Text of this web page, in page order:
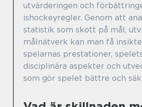
utvärderingen och
ishockeyregler. Genom att
statistik som skott på mål,
målnätverk kan man få
spelarnas prestationer,
disciplinära aspekter och
som gör spelet bättre och